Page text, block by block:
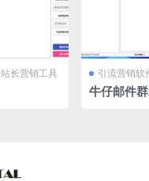
站长营销工具 引流营销软
牛仔邮件